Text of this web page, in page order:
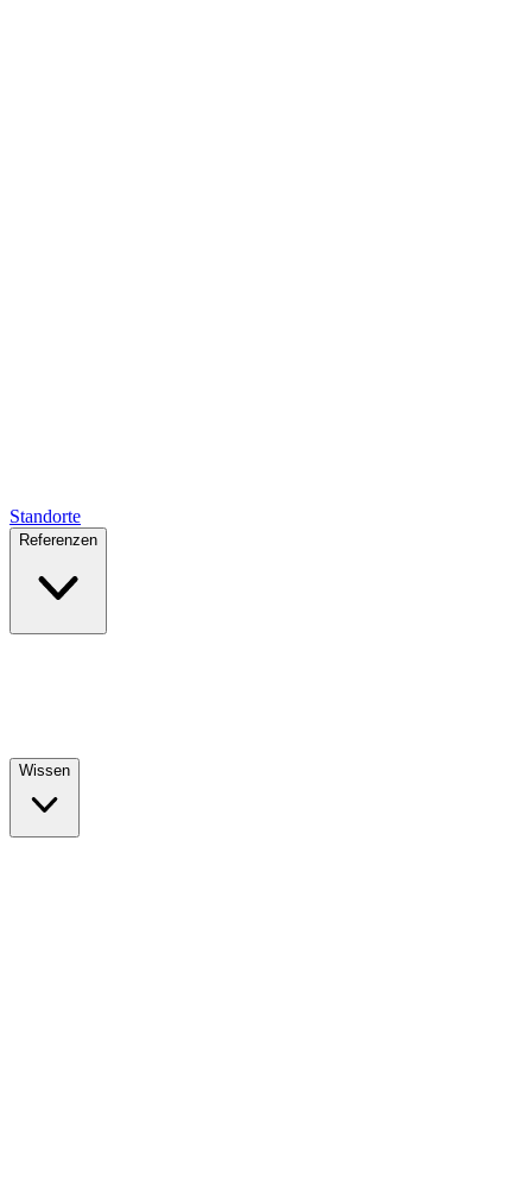
Standorte
Referenzen
Wissen